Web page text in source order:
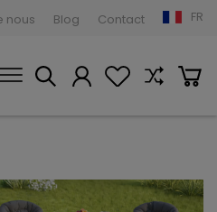
nous Blog Contact FR